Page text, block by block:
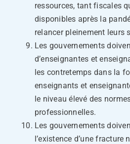
ressources, tant fiscales
disponibles après la
relancer pleinement leurs
Les gouvernements
d’enseignantes et
les contretemps dans la
enseignants et
le niveau élevé des
professionnelles.
Les gouvernements
l’existence d’une fracture